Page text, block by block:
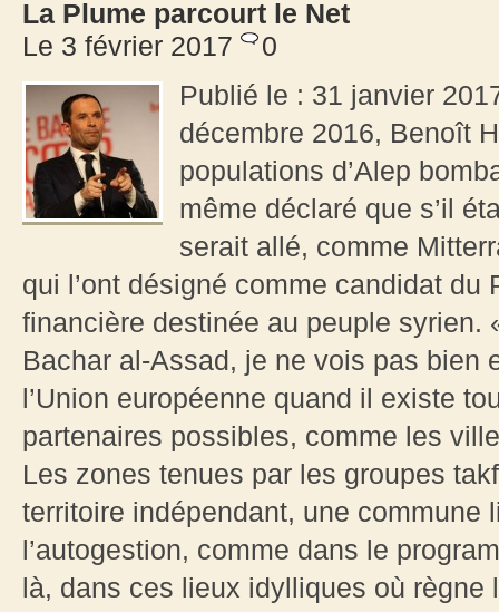
La Plume parcourt le Net
Le 3 février 2017
0
Publié le : 31 janvier
décembre 2016, Benoît
populations d’Alep
même déclaré que s’il
serait allé, comme
qui l’ont désigné comme candidat du
financière destinée au peuple syrien.
Bachar al-Assad, je ne vois pas bien
l’Union européenne quand il existe
partenaires possibles, comme les
Les zones tenues par les groupes
territoire indépendant, une commune
l’autogestion, comme dans le
là, dans ces lieux idylliques où règne